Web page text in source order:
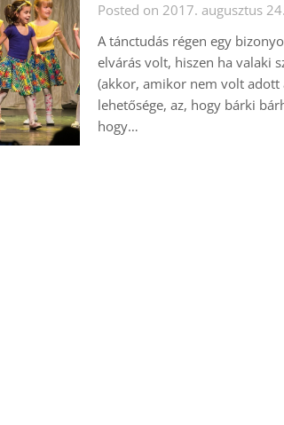
Posted on 2017. augusztus
A tánctudás régen egy
elvárás volt, hiszen ha valaki
(akkor, amikor nem volt adott
lehetősége, az, hogy bárki
hogy…